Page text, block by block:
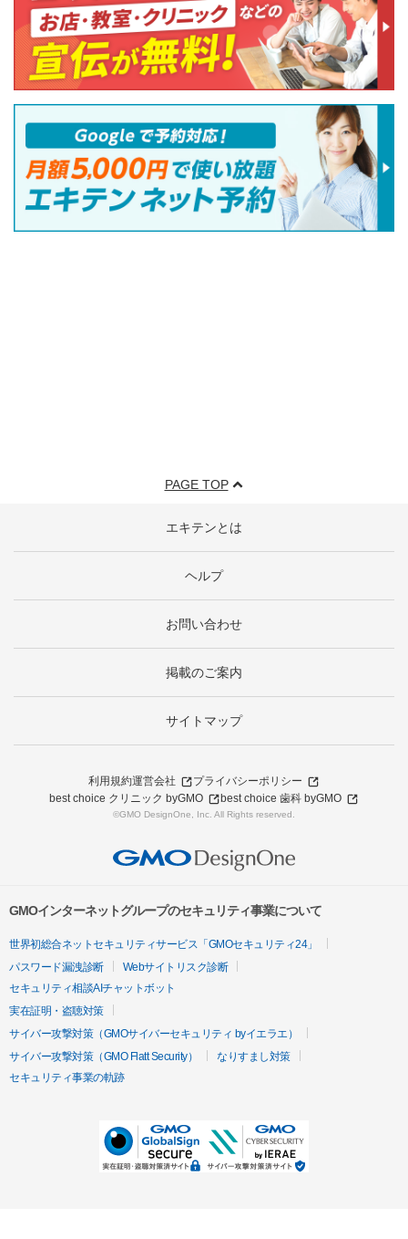
PAGE TOP
エキテンとは
ヘルプ
お問い合わせ
掲載のご案内
サイトマップ
利用規約運営会社
プライバシーポリシー
best choice クリニック byGMO
best choice 歯科 byGMO
©GMO DesignOne, Inc. All Rights reserved.
GMOインターネットグループのセキュリティ事業について
世界初総合ネットセキュリティサービス「GMOセキュリティ24」
パスワード漏洩診断
Webサイトリスク診断
セキュリティ相談AIチャットボット
実在証明・盗聴対策
サイバー攻撃対策（GMOサイバーセキュリティ byイエラエ）
サイバー攻撃対策（GMO Flatt Security）
なりすまし対策
セキュリティ事業の軌跡